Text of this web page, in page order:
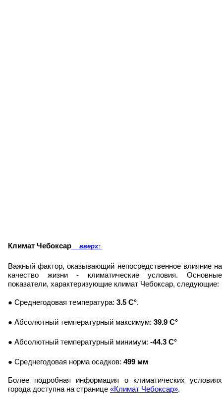
Климат Чебоксар вверх↑
Важный фактор, оказывающий непосредственное влияние на
качество жизни - климатические условия. Основные
показатели, характеризующие климат Чебоксар, следующие:
● Среднегодовая температура: 3.5 C°.
● Абсолютный температурный максимум: 39.9 C°
● Абсолютный температурный минимум: -44.3 C°
● Среднегодовая норма осадков: 499 мм
Более подробная информация о климатических условиях
города доступна на странице «Климат Чебоксар».